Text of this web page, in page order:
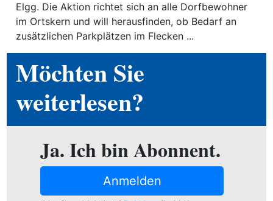
Elgg. Die Aktion richtet sich an alle Dorfbewohner
im Ortskern und will herausfinden, ob Bedarf an
zusätzlichen Parkplätzen im Flecken ...
Möchten Sie
weiterlesen?
Ja. Ich bin Abonnent.
Anmelden